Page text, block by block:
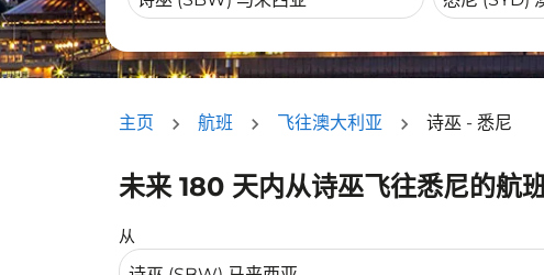
主页 航班 飞往澳大利亚 诗巫 - 悉尼
未来 180 天内从诗巫飞往悉尼的航
从
没有符合您的筛选条件的机票。请调整您的筛选条件。